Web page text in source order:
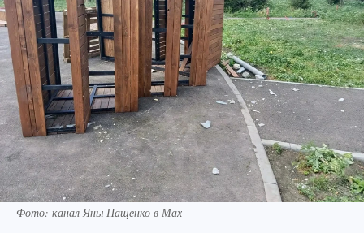
Фото: канал Яны Пащенко в Мах